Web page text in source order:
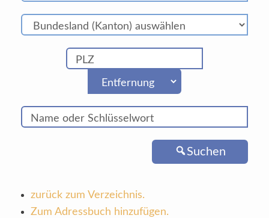
Suchen
zurück zum Verzeichnis.
Zum Adressbuch hinzufügen.